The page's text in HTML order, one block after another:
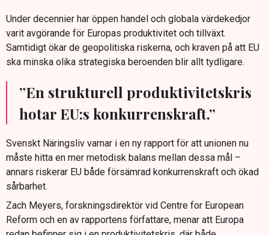
Under decennier har öppen handel och globala värdekedjor
varit avgörande för Europas produktivitet och tillväxt.
Samtidigt ökar de geopolitiska riskerna, och kraven på att EU
ska minska olika strategiska beroenden blir allt tydligare.
”En strukturell produktivitetskris
hotar EU:s konkurrenskraft.”
Svenskt Näringsliv varnar i en ny rapport för att unionen nu
måste hitta en mer metodisk balans mellan dessa mål –
annars riskerar EU både försämrad konkurrenskraft och ökad
sårbarhet.
Zach Meyers, forskningsdirektör vid Centre for European
Reform och en av rapportens författare, menar att Europa